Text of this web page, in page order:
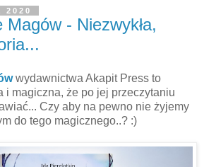
- Niezwykła,
wydawnictwa Akapit Press to
i magiczna, że po jej przeczytaniu
Czy aby na pewno nie żyjemy
do tego magicznego..? :)